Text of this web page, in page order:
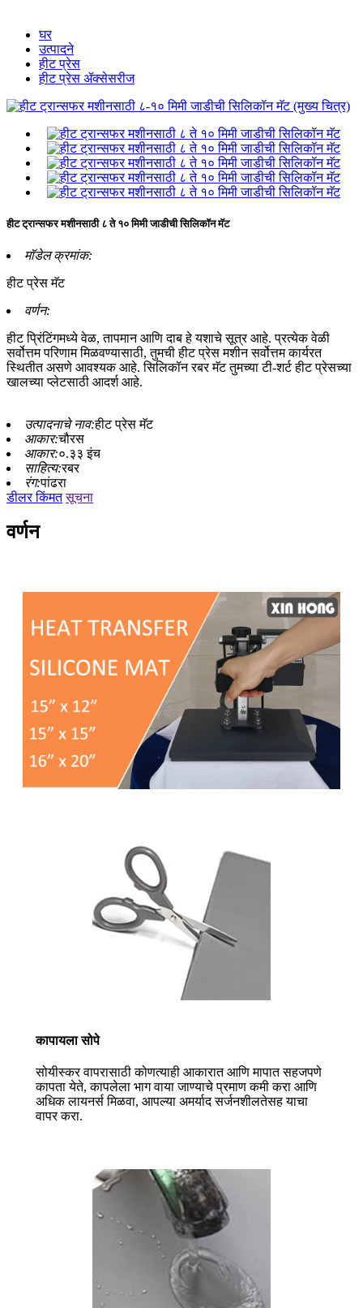
घर
उत्पादने
हीट प्रेस
हीट प्रेस ॲक्सेसरीज
हीट ट्रान्सफर मशीनसाठी ८ ते १० मिमी जाडीची सिलिकॉन मॅट
मॉडेल क्रमांक:
हीट प्रेस मॅट
वर्णन:
हीट प्रिंटिंगमध्ये वेळ, तापमान आणि दाब हे यशाचे सूत्र आहे. प्रत्येक वेळी
सर्वोत्तम परिणाम मिळवण्यासाठी, तुमची हीट प्रेस मशीन सर्वोत्तम कार्यरत
स्थितीत असणे आवश्यक आहे. सिलिकॉन रबर मॅट तुमच्या टी-शर्ट हीट प्रेसच्या
खालच्या प्लेटसाठी आदर्श आहे.
उत्पादनाचे नाव:हीट प्रेस मॅट
आकार:चौरस
आकार:०.३३ इंच
साहित्य:रबर
रंग:पांढरा
डीलर किंमत सूचना
वर्णन
कापायला सोपे
सोयीस्कर वापरासाठी कोणत्याही आकारात आणि मापात सहजपणे
कापता येते, कापलेला भाग वाया जाण्याचे प्रमाण कमी करा आणि
अधिक लायनर्स मिळवा, आपल्या अमर्याद सर्जनशीलतेसह याचा
वापर करा.